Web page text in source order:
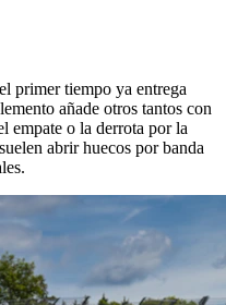
primer tiempo ya entrega
añade otros tantos con
empate o la derrota por la
abrir huecos por banda